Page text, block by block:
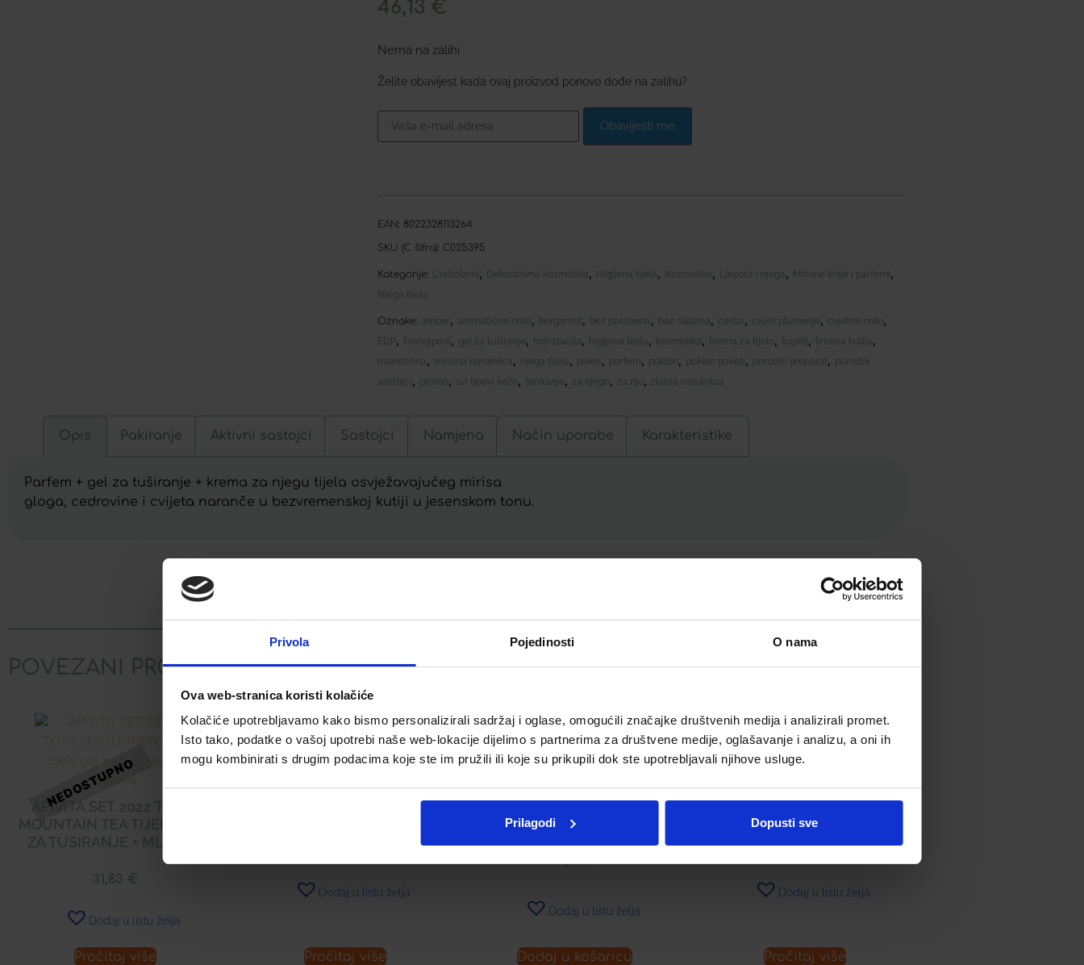
Privola Pojedinosti O nama
Ova web-stranica koristi kolačiće
Kolačiće upotrebljavamo kako bismo personalizirali sadržaj i oglase, omogućili značajke društvenih medija i analizirali promet.
Isto tako, podatke o vašoj upotrebi naše web-lokacije dijelimo s partnerima za društvene medije, oglašavanje i analizu, a oni ih
mogu kombinirati s drugim podacima koje ste im pružili ili koje su prikupili dok ste upotrebljavali njihove usluge.
Prilagodi Dopusti sve
46,13 €
Nema na zalihi
Želite obavijest kada ovaj proizvod ponovo dođe na zalihu?
Obavijesti me
EAN: 8022328113264
SKU (C šifra): C025395
Kategorije: L'erbolario, Dekorativna kozmetika, Higijena tijela, Kozmetika, Ljepota i njega, Mirisne linije i parfemi,
Njega tijela
Oznake: amber, aromatične note, bergamot, bez parabena, bez silikona, cedar, cvijet plumerije, cvjetne note,
EDP, Frangipani, gel za tuširanje, hidratacija, higijena tijela, kozmetika, krema za tijelo, kupelj, limena kutija,
mandarina, mirisna narukvica, njega tijela, paket, parfem, poklon, poklon paketi, prirodni preparat, prirodni
sastojci, promo, svi tipovi kože, toniranje, za njega, za nju, zlatna narukvica
Opis Pakiranje Aktivni sastojci Sastojci Namjena Način uporabe Karakteristike
Parfem + gel za tuširanje + krema za njegu tijela osvježavajućeg mirisa
gloga, cedrovine i cvijeta naranče u bezvremenskoj kutiji u jesenskom tonu.
POVEZANI PROIZVODI
APIVITA SET 2022 TONIC
MOUNTAIN TEA TIJELO GEL
ZA TUSIRANJE + MLIJEKO
31,83 €
Dodaj u listu želja
Pročitaj više
LERBOLARIO CAMELIA
KUPELJ
Dodaj u listu želja
Pročitaj više
OILY DANDRUFF SHAMPOO
WITH WHITE WILLOW &
PROPOLIS
Dodaj u listu želja
Dodaj u košaricu
LERBOLARIO BERRIES FLUID
ZA TIJELO
21,33€
Dodaj u listu želja
Pročitaj više